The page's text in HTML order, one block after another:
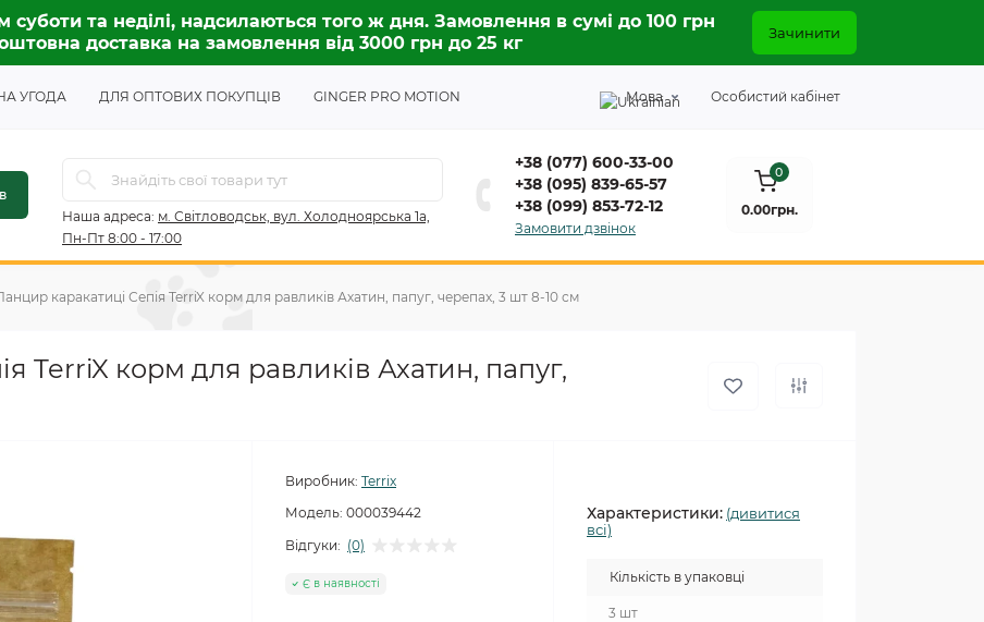
та неділі, надсилаються того ж дня. Замовлення в сумі до 100 грн
доставка на замовлення від 3000 грн до 25 кг
Зачинити
УГОДА ДЛЯ ОПТОВИХ ПОКУПЦІВ GINGER PRO MOTION Мова Особистий кабінет
Наша адреса: м. Світловодськ, вул. Холодноярська 1а,
Пн-Пт 8:00 - 17:00
+38 (077) 600-33-00
+38 (095) 839-65-57
+38 (099) 853-72-12
Замовити дзвінок
0
0.00грн.
каракатиці Сепія TerriX корм для равликів Ахатин, папуг, черепах, 3 шт 8-10 см
TerriX корм для равликів Ахатин, папуг,
Виробник: Terrix
Модель: 000039442
Відгуки: (0)
Є в наявності
Характеристики: (дивитися
всі)
Кількість в упаковці
3 шт